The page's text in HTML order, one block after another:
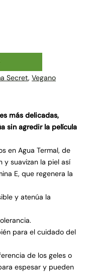
Secret, Vegano
más delicadas,
sin agredir la película
en Agua Termal, de
y suavizan la piel así
E, que regenera la
y atenúa la
para el cuidado del
de los geles o
espesar y pueden